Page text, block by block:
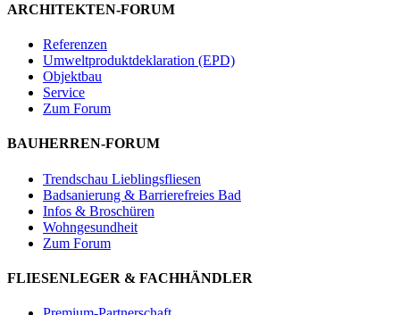
ARCHITEKTEN-FORUM
Referenzen
Umweltproduktdeklaration (EPD)
Objektbau
Service
Zum Forum
BAUHERREN-FORUM
Trendschau Lieblingsfliesen
Badsanierung & Barrierefreies Bad
Infos & Broschüren
Wohngesundheit
Zum Forum
FLIESENLEGER & FACHHÄNDLER